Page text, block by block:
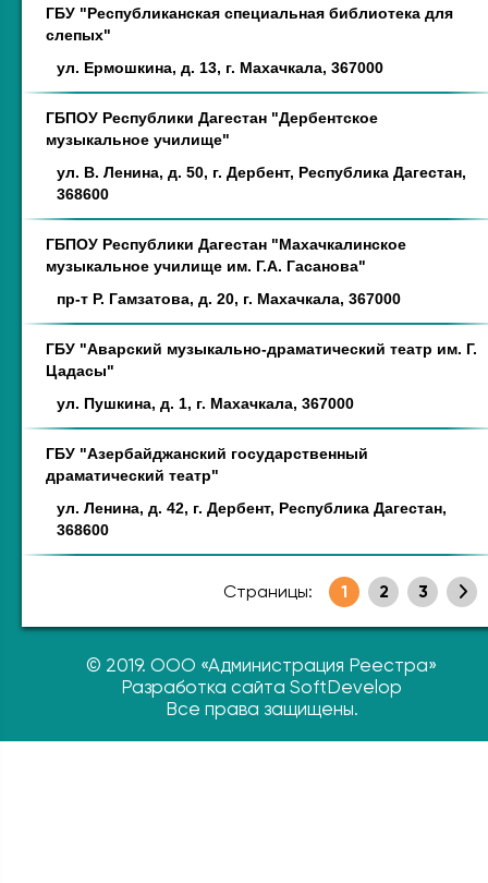
ГБУ "Республиканская специальная библиотека для
слепых"
ул. Ермошкина, д. 13, г. Махачкала, 367000
ГБПОУ Республики Дагестан "Дербентское
музыкальное училище"
ул. В. Ленина, д. 50, г. Дербент, Республика Дагестан,
368600
ГБПОУ Республики Дагестан "Махачкалинское
музыкальное училище им. Г.А. Гасанова"
пр-т Р. Гамзатова, д. 20, г. Махачкала, 367000
ГБУ "Аварский музыкально-драматический театр им. Г.
Цадасы"
ул. Пушкина, д. 1, г. Махачкала, 367000
ГБУ "Азербайджанский государственный
драматический театр"
ул. Ленина, д. 42, г. Дербент, Республика Дагестан,
368600
Страницы: 1 2 3
© 2019. ООО «Администрация Реестра»
Разработка сайта SoftDevelop
Все права защищены.